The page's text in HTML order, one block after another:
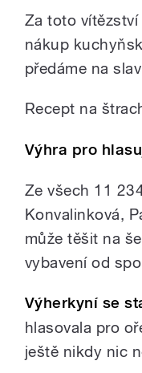
Za toto
nákup
předáme na
Recept na
Výhra pro
Ze všech 11
Konvalinková,
může těšit na
vybavení od
Výherkyní se
hlasovala pro
ještě nikdy nic